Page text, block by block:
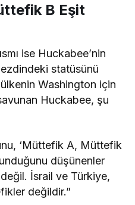
B Eşit
ise Huckabee’nin
statüsünü
ülkenin Washington için
Huckabee, şu
‘Müttefik A, Müttefik
düşünenler
İsrail ve Türkiye,
değildir.”